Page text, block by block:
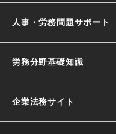
人事・労務問題サポート
労務分野基礎知識
企業法務サイト